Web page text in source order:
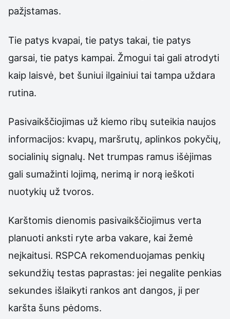
pažįstamas.
Tie patys kvapai, tie patys takai, tie patys
garsai, tie patys kampai. Žmogui tai gali atrodyti
kaip laisvė, bet šuniui ilgainiui tai tampa uždara
rutina.
Pasivaikščiojimas už kiemo ribų suteikia naujos
informacijos: kvapų, maršrutų, aplinkos pokyčių,
socialinių signalų. Net trumpas ramus išėjimas
gali sumažinti lojimą, nerimą ir norą ieškoti
nuotykių už tvoros.
Karštomis dienomis pasivaikščiojimus verta
planuoti anksti ryte arba vakare, kai žemė
neįkaitusi. RSPCA rekomenduojamas penkių
sekundžių testas paprastas: jei negalite penkias
sekundes išlaikyti rankos ant dangos, ji per
karšta šuns pėdoms.